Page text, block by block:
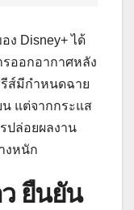
ง Disney+ ได้
รออกอากาศหลัง
ส์มีกำหนดฉาย
น แต่จากกระแส
ปล่อยผลงาน
งหนัก
ยืนยัน